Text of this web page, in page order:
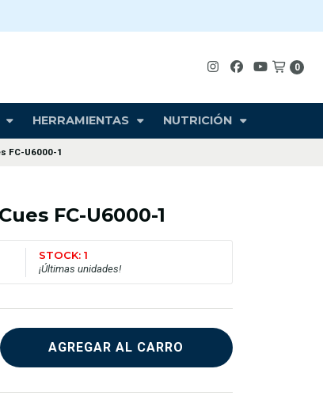
0
HERRAMIENTAS NUTRICIÓN
FC-U6000-1
FC-U6000-1
STOCK: 1
¡Últimas unidades!
AGREGAR AL CARRO